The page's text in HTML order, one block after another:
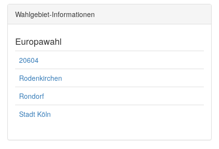
Wahlgebiet-Informationen
Europawahl
20604
Rodenkirchen
Rondorf
Stadt Köln